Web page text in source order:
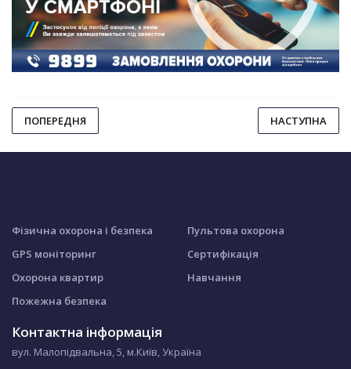
ПОПЕРЕДНЯ НАСТУПНА
Фізична охорона і безпека
GPS моніторинг
Охорона квартир
Пожежна безпека
Пультова охорона
Сертифікація
Навчання
Контактна інформація
вул. Малопідвальна, 5, м.Київ, Україна